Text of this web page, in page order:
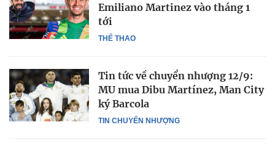
THỂ THAO
Emiliano Martinez vào tháng 1
tới
TIN CHUYỂN NHƯỢNG
Tin tức về chuyển nhượng 12/9:
MU mua Dibu Martínez, Man City
ký Barcola